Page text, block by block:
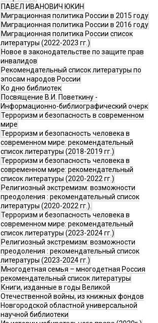
ПАВЕЛ ИВАНОВИЧ ЮКИН
Миграционная политика России в 2015 году
Миграционная политика России в 2016 году
Миграционная политика России список
литературы (2022-2023 гг.)
Новое в законодательстве по защите прав
инвалидов
Рекомендательный список литературы по
эпосам народов России
Ко дню библиотек
Посвящение В.И. Поветкину -
Информационно-библиографический очерк
Терроризм и безопасность в современном
мире
Терроризм и безопасность человека в
современном мире: рекомендательный
список литературы (2018-2019 гг.)
Терроризм и безопасность человека в
современном мире: рекомендательный
список литературы (2020-2022 гг.)
Религиозный экстремизм: возможности
преодоления : рекомендательный список
литературы (2020-2022 гг.).
Терроризм и безопасность человека в
современном мире: рекомендательный
список литературы (2023-2024 гг.)
Религиозный экстремизм: возможности
преодоления : рекомендательный список
литературы (2023-2024 гг.)
Многодетная семья – многодетная Россия
рекомендательный список литературы
Книги, изданные в годы Великой
Отечественной войны, из книжных фондов
Новгородской областной универсальной
научной библиотеки